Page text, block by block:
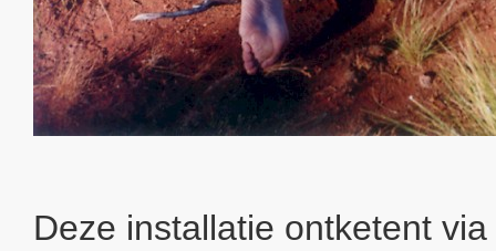
Deze installatie ontketent